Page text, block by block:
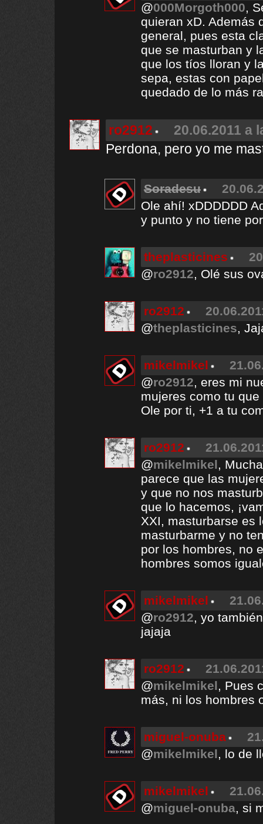
@000Morgoth000,
quieran xD. Además
general, pues esta
que se masturban y
que los tíos lloran y
sepa, estas con
quedado de lo más
ro2912
20.06.2011 a
Perdona, pero yo me
Soradesu
Ole ahí! xDDDDDD
y punto y no tiene
theplasticines
@ro2912, Olé sus
ro2912
@theplasticines,
mikelmikel
@ro2912, eres mi
mujeres como tu
Ole por ti, +1 a tu
ro2912
@mikelmikel,
parece que las
y que no nos
que lo hacemos,
XXI, masturbarse es
masturbarme y no
por los hombres, no
hombres somos
mikelmikel
@ro2912, yo
jajaja
ro2912
@mikelmikel, Pues
más, ni los hombres
miguel-onuba
@mikelmikel, lo de
mikelmikel
@miguel-onuba, si